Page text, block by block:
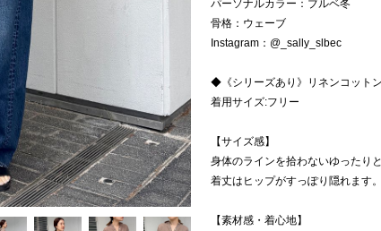
パーソナルカラー：ブルベ冬
骨格：ウェーブ
Instagram：@_sally_slbec
◆《シリーズあり》リネンコット
着用サイズ:フリー
【サイズ感】
身体のラインを拾わないゆったり
着丈はヒップがすっぽり隠れます
【素材感・着心地】